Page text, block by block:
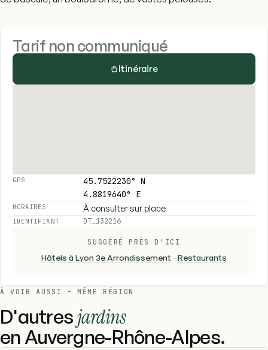
Tarif non communiqué
Itinéraire
GPS
45.7522230° N
4.8819640° E
HORAIRES À consulter sur place
IDENTIFIANT DT_132216
SUGGÉRÉ PRÈS D'ICI
Hôtels à Lyon 3e Arrondissement -Restaurants
À VOIR AUSSI - MÊME RÉGION
D'autresjardins
en Auvergne-Rhône-Alpes.